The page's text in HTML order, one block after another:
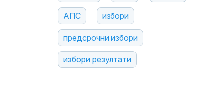
АПС избори
предсрочни избори
избори резултати